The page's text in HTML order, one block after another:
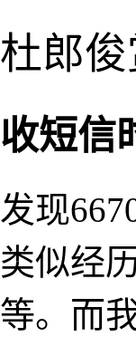
杜郎俊
收短信
发现
类似经
等。而